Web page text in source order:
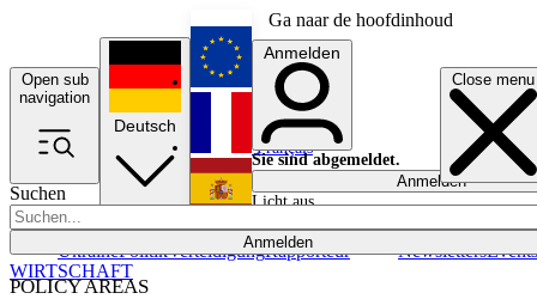
Ga naar de hoofdinhoud
Open sub
navigation
Close menu
Suchen
Anmelden
POLICY AREAS
UkrainePolitikVerteidigungRapporteur NewslettersEvents
Deutsch
English
Français
Anmelden
Sie sind abgemeldet.
Anmelden
Licht aus
WIRTSCHAFT